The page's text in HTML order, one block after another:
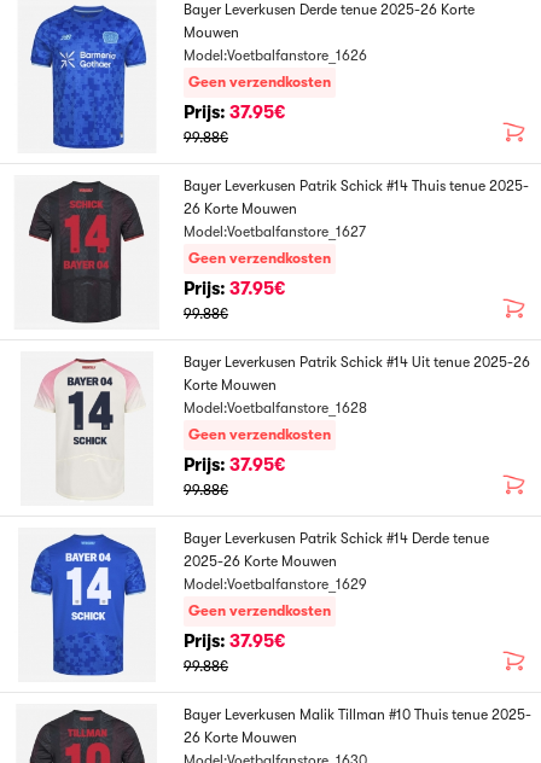
Bayer Leverkusen Derde tenue 2025-26 Korte
Mouwen
Model:Voetbalfanstore_1626
Geen verzendkosten
Prijs: 37.95€
99.88€
Bayer Leverkusen Patrik Schick #14 Thuis tenue 2025-
26 Korte Mouwen
Model:Voetbalfanstore_1627
Geen verzendkosten
Prijs: 37.95€
99.88€
Bayer Leverkusen Patrik Schick #14 Uit tenue 2025-26
Korte Mouwen
Model:Voetbalfanstore_1628
Geen verzendkosten
Prijs: 37.95€
99.88€
Bayer Leverkusen Patrik Schick #14 Derde tenue
2025-26 Korte Mouwen
Model:Voetbalfanstore_1629
Geen verzendkosten
Prijs: 37.95€
99.88€
Bayer Leverkusen Malik Tillman #10 Thuis tenue 2025-
26 Korte Mouwen